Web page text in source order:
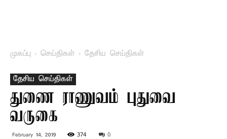
முகப்பு செய்திகள் தேசிய செய்திகள்
தேசிய செய்திகள்
துணை ராணுவம் புதுவை
வருகை
February 14, 2019 374 0